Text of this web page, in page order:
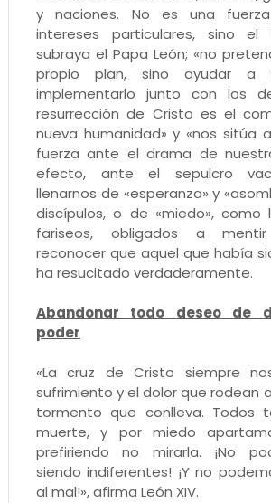
y naciones. No es una
intereses particulares, sino el
subraya el Papa León; «no
propio plan, sino ayudar a
implementarlo junto con los
resurrección de Cristo es el
nueva humanidad» y «nos sitúa
fuerza ante el drama de
efecto, ante el sepulcro
llenarnos de «esperanza» y
discípulos, o de «miedo», como
fariseos, obligados a
reconocer que aquel que había
ha resucitado verdaderamente.
Abandonar todo deseo de
poder
«La cruz de Cristo siempre
sufrimiento y el dolor que rodean
tormento que conlleva. Todos
muerte, y por miedo
prefiriendo no mirarla. ¡No
siendo indiferentes! ¡Y no
al mal!», afirma León XIV.